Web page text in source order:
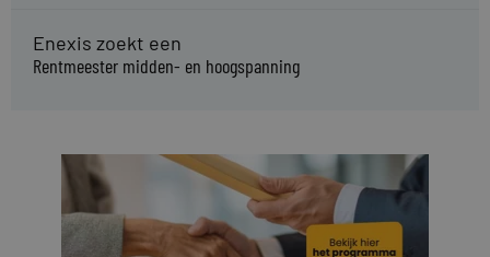
Enexis zoekt een
Rentmeester midden- en hoogspanning